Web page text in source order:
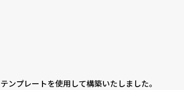
プレートを使用して構築いたしました。